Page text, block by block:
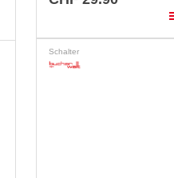
Schalter